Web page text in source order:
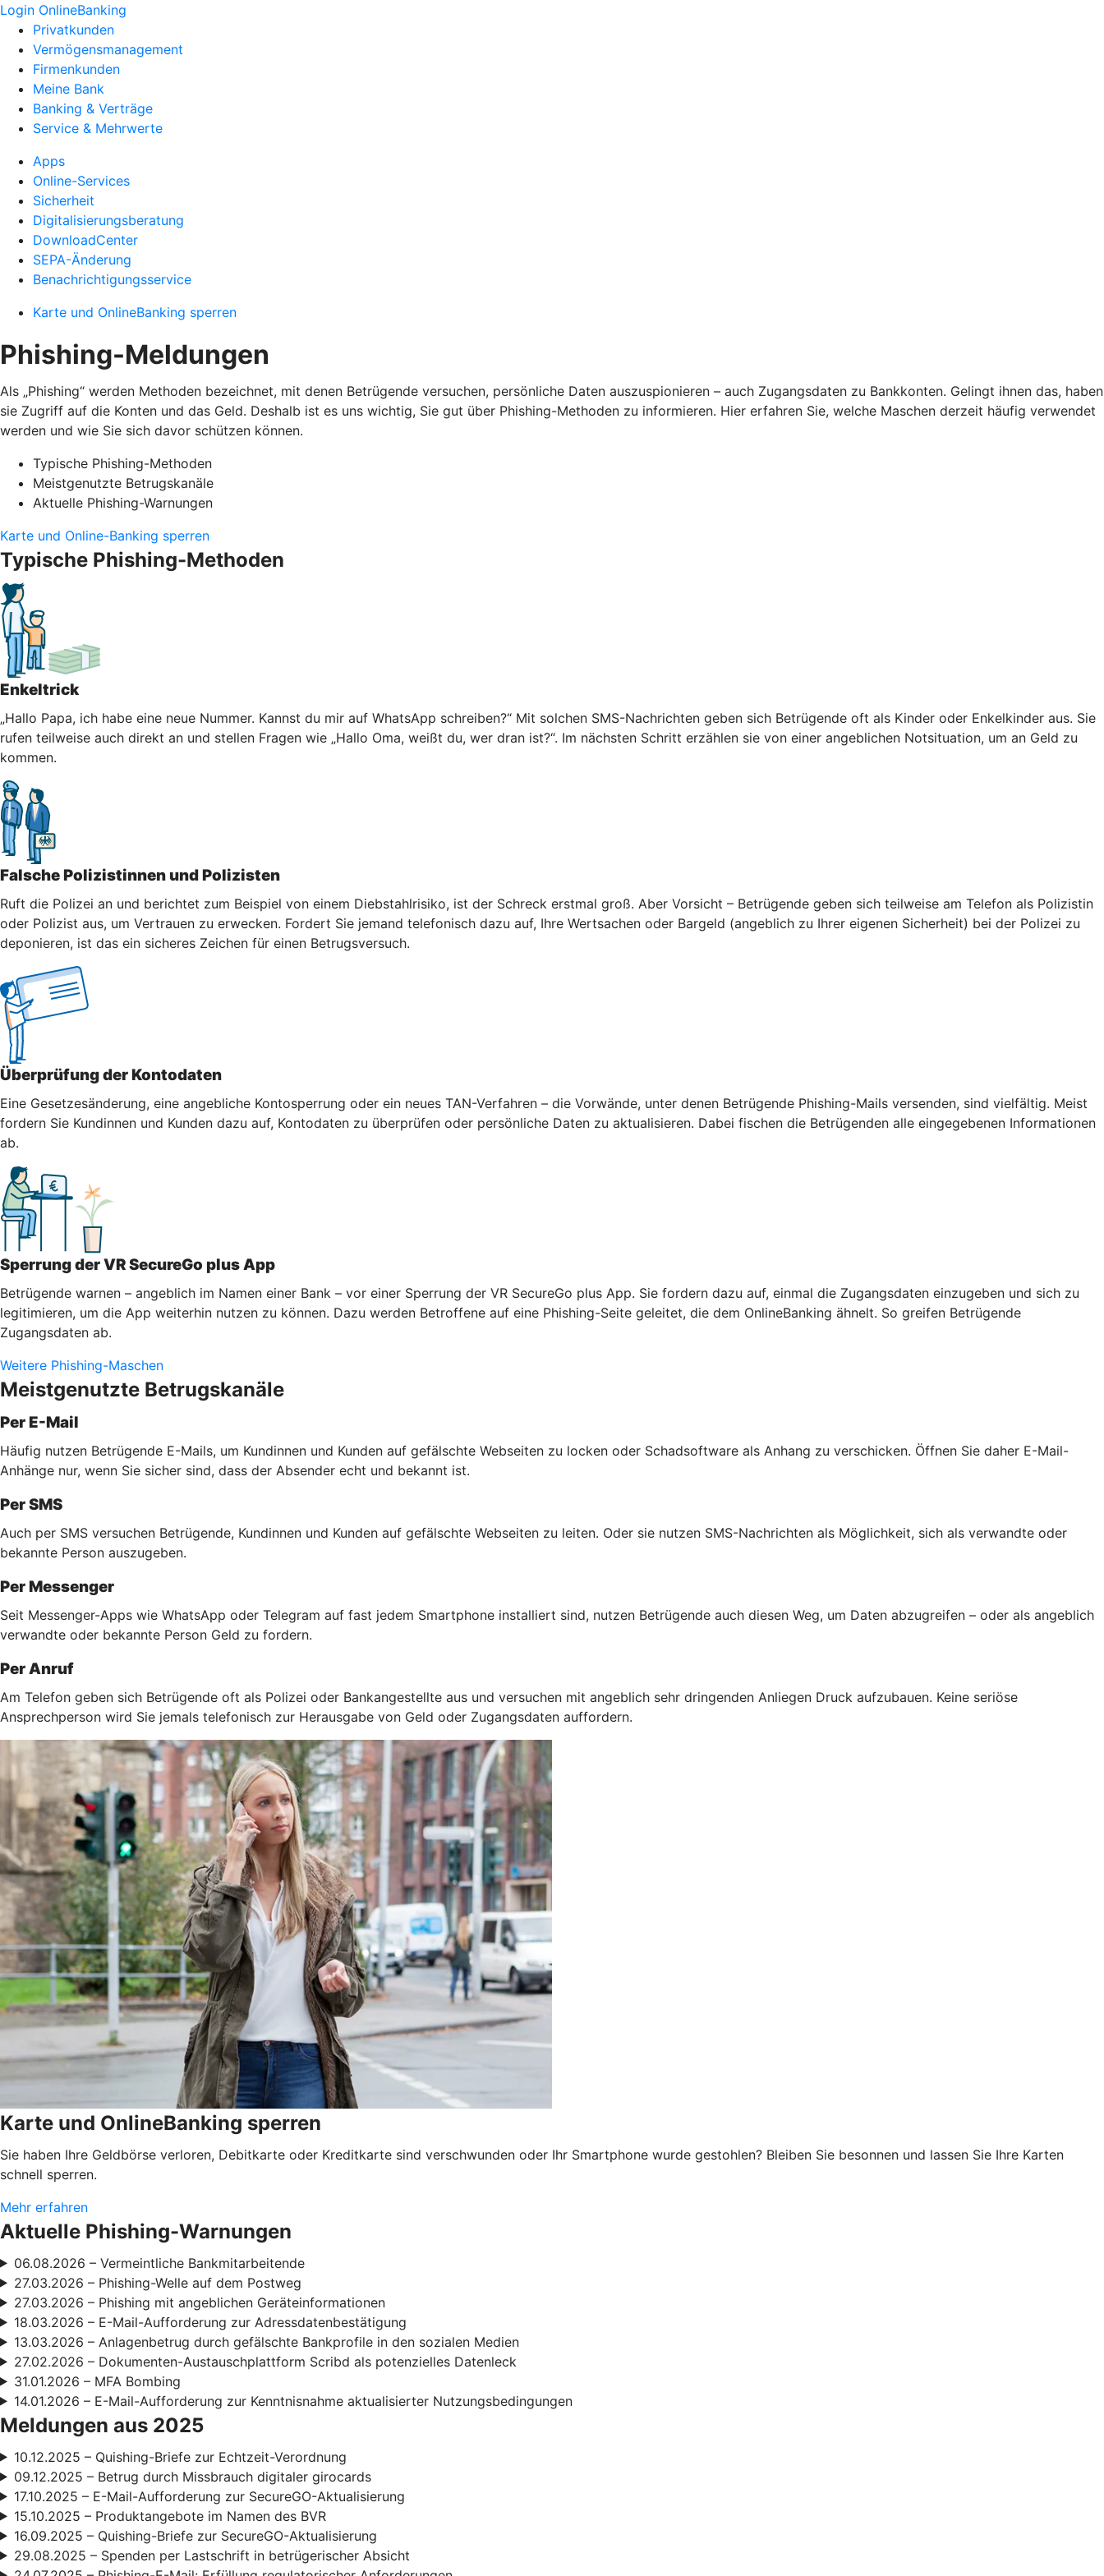
Login OnlineBanking
Privatkunden
Vermögensmanagement
Firmenkunden
Meine Bank
Banking & Verträge
Service & Mehrwerte
Apps
Online-Services
Sicherheit
Digitalisierungsberatung
DownloadCenter
SEPA-Änderung
Benachrichtigungsservice
Karte und OnlineBanking sperren
Phishing-Meldungen
Als „Phishing“ werden Methoden bezeichnet, mit denen Betrügende versuchen, persönliche Daten auszuspionieren – auch Zugangsdaten zu Bankkonten. Gelingt ihnen das, haben
sie Zugriff auf die Konten und das Geld. Deshalb ist es uns wichtig, Sie gut über Phishing-Methoden zu informieren. Hier erfahren Sie, welche Maschen derzeit häufig verwendet
werden und wie Sie sich davor schützen können.
Typische Phishing-Methoden
Meistgenutzte Betrugskanäle
Aktuelle Phishing-Warnungen
Karte und Online-Banking sperren
Typische Phishing-Methoden
Enkeltrick
„Hallo Papa, ich habe eine neue Nummer. Kannst du mir auf WhatsApp schreiben?“ Mit solchen SMS-Nachrichten geben sich Betrügende oft als Kinder oder Enkelkinder aus. Sie
rufen teilweise auch direkt an und stellen Fragen wie „Hallo Oma, weißt du, wer dran ist?“. Im nächsten Schritt erzählen sie von einer angeblichen Notsituation, um an Geld zu
kommen.
Falsche Polizistinnen und Polizisten
Ruft die Polizei an und berichtet zum Beispiel von einem Diebstahlrisiko, ist der Schreck erstmal groß. Aber Vorsicht – Betrügende geben sich teilweise am Telefon als Polizistin
oder Polizist aus, um Vertrauen zu erwecken. Fordert Sie jemand telefonisch dazu auf, Ihre Wertsachen oder Bargeld (angeblich zu Ihrer eigenen Sicherheit) bei der Polizei zu
deponieren, ist das ein sicheres Zeichen für einen Betrugsversuch.
Überprüfung der Kontodaten
Eine Gesetzesänderung, eine angebliche Kontosperrung oder ein neues TAN-Verfahren – die Vorwände, unter denen Betrügende Phishing-Mails versenden, sind vielfältig. Meist
fordern Sie Kundinnen und Kunden dazu auf, Kontodaten zu überprüfen oder persönliche Daten zu aktualisieren. Dabei fischen die Betrügenden alle eingegebenen Informationen
ab.
Sperrung der VR SecureGo plus App
Betrügende warnen – angeblich im Namen einer Bank – vor einer Sperrung der VR SecureGo plus App. Sie fordern dazu auf, einmal die Zugangsdaten einzugeben und sich zu
legitimieren, um die App weiterhin nutzen zu können. Dazu werden Betroffene auf eine Phishing-Seite geleitet, die dem OnlineBanking ähnelt. So greifen Betrügende
Zugangsdaten ab.
Weitere Phishing-Maschen
Meistgenutzte Betrugskanäle
Per E-Mail
Häufig nutzen Betrügende E-Mails, um Kundinnen und Kunden auf gefälschte Webseiten zu locken oder Schadsoftware als Anhang zu verschicken. Öffnen Sie daher E-Mail-
Anhänge nur, wenn Sie sicher sind, dass der Absender echt und bekannt ist.
Per SMS
Auch per SMS versuchen Betrügende, Kundinnen und Kunden auf gefälschte Webseiten zu leiten. Oder sie nutzen SMS-Nachrichten als Möglichkeit, sich als verwandte oder
bekannte Person auszugeben.
Per Messenger
Seit Messenger-Apps wie WhatsApp oder Telegram auf fast jedem Smartphone installiert sind, nutzen Betrügende auch diesen Weg, um Daten abzugreifen – oder als angeblich
verwandte oder bekannte Person Geld zu fordern.
Per Anruf
Am Telefon geben sich Betrügende oft als Polizei oder Bankangestellte aus und versuchen mit angeblich sehr dringenden Anliegen Druck aufzubauen. Keine seriöse
Ansprechperson wird Sie jemals telefonisch zur Herausgabe von Geld oder Zugangsdaten auffordern.
Karte und OnlineBanking sperren
Sie haben Ihre Geldbörse verloren, Debitkarte oder Kreditkarte sind verschwunden oder Ihr Smartphone wurde gestohlen? Bleiben Sie besonnen und lassen Sie Ihre Karten
schnell sperren.
Mehr erfahren
Aktuelle Phishing-Warnungen
06.08.2026 – Vermeintliche Bankmitarbeitende
27.03.2026 – Phishing-Welle auf dem Postweg
27.03.2026 – Phishing mit angeblichen Geräteinformationen
18.03.2026 – E-Mail-Aufforderung zur Adressdatenbestätigung
13.03.2026 – Anlagenbetrug durch gefälschte Bankprofile in den sozialen Medien
27.02.2026 – Dokumenten-Austauschplattform Scribd als potenzielles Datenleck
31.01.2026 – MFA Bombing
14.01.2026 – E-Mail-Aufforderung zur Kenntnisnahme aktualisierter Nutzungsbedingungen
Meldungen aus 2025
10.12.2025 – Quishing-Briefe zur Echtzeit-Verordnung
09.12.2025 – Betrug durch Missbrauch digitaler girocards
17.10.2025 – E-Mail-Aufforderung zur SecureGO-Aktualisierung
15.10.2025 – Produktangebote im Namen des BVR
16.09.2025 – Quishing-Briefe zur SecureGO-Aktualisierung
29.08.2025 – Spenden per Lastschrift in betrügerischer Absicht